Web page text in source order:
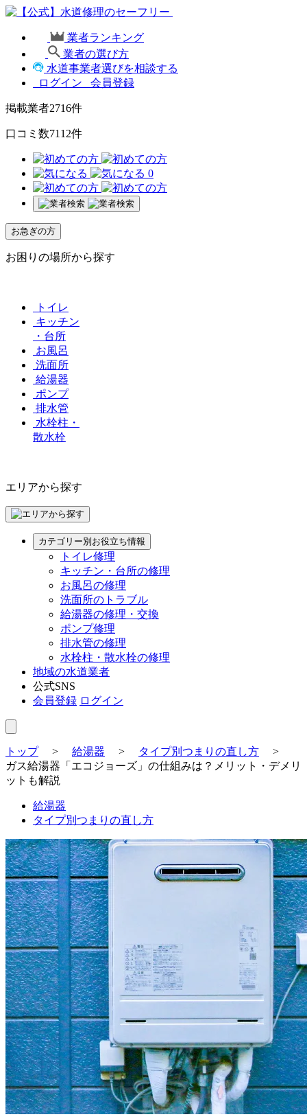
業者ランキング
業者の選び方
水道事業者選びを相談する
ログイン
会員登録
掲載業者2716件
口コミ数7112件
0
お急ぎの方
お困りの場所から探す
トイレ
キッチン
・台所
お風呂
洗面所
給湯器
ポンプ
排水管
水栓柱・
散水栓
エリアから探す
カテゴリー別お役立ち情報
トイレ修理
キッチン・台所の修理
お風呂の修理
洗面所のトラブル
給湯器の修理・交換
ポンプ修理
排水管の修理
水栓柱・散水栓の修理
地域の水道業者
公式SNS
会員登録 ログイン
トップ> 給湯器 > タイプ別つまりの直し方 >
ガス給湯器「エコジョーズ」の仕組みは？メリット・デメリ
ットも解説
給湯器
タイプ別つまりの直し方